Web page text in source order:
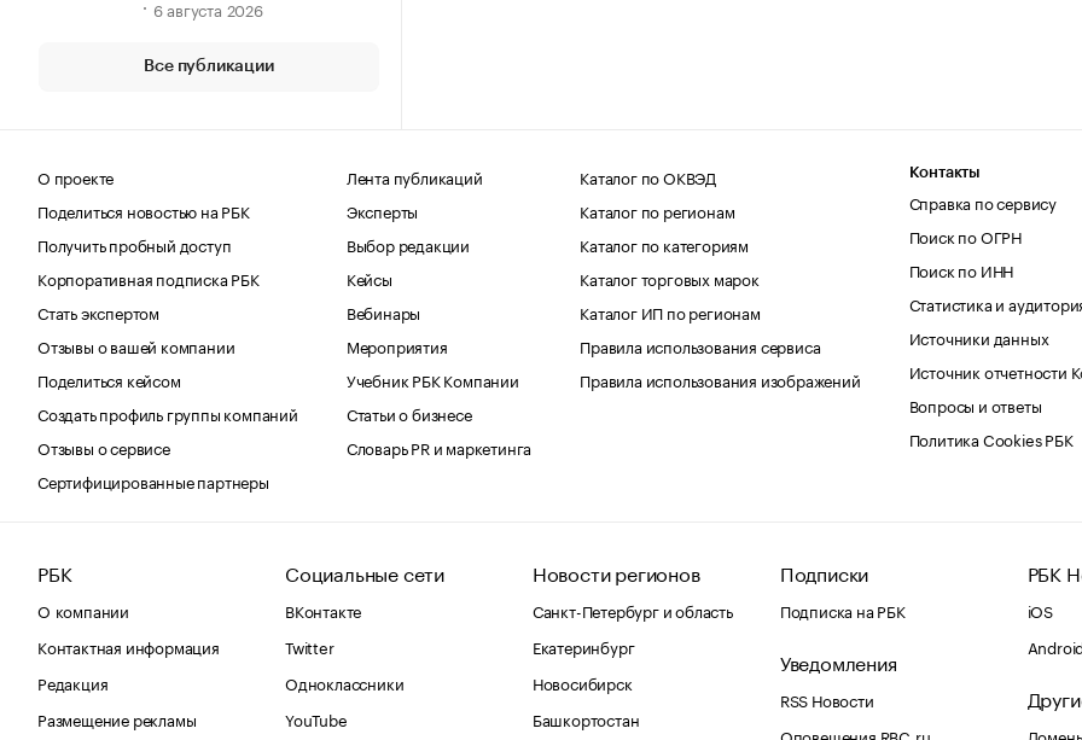
6 августа 2026
Все публикации
О проекте
Поделиться новостью на РБК
Получить пробный доступ
Корпоративная подписка РБК
Стать экспертом
Отзывы о вашей компании
Поделиться кейсом
Создать профиль группы компаний
Отзывы о сервисе
Сертифицированные партнеры
Лента публикаций
Эксперты
Выбор редакции
Кейсы
Вебинары
Мероприятия
Учебник РБК Компании
Статьи о бизнесе
Словарь PR и маркетинга
Каталог по ОКВЭД
Каталог по регионам
Каталог по категориям
Каталог торговых марок
Каталог ИП по регионам
Правила использования сервиса
Правила использования изображений
Контакты
Справка по сервису
Поиск по ОГРН
Поиск по ИНН
Статистика и
Источники данных
Источник отчетности
Вопросы и ответы
Политика Cookies РБК
РБК
О компании
Контактная информация
Редакция
Размещение рекламы
Социальные сети
ВКонтакте
Twitter
Одноклассники
YouTube
Новости регионов
Санкт-Петербург и область
Екатеринбург
Новосибирск
Башкортостан
Подписки
Подписка на РБК
Уведомления
RSS Новости
Оповещения RBC.ru
РБК
iOS